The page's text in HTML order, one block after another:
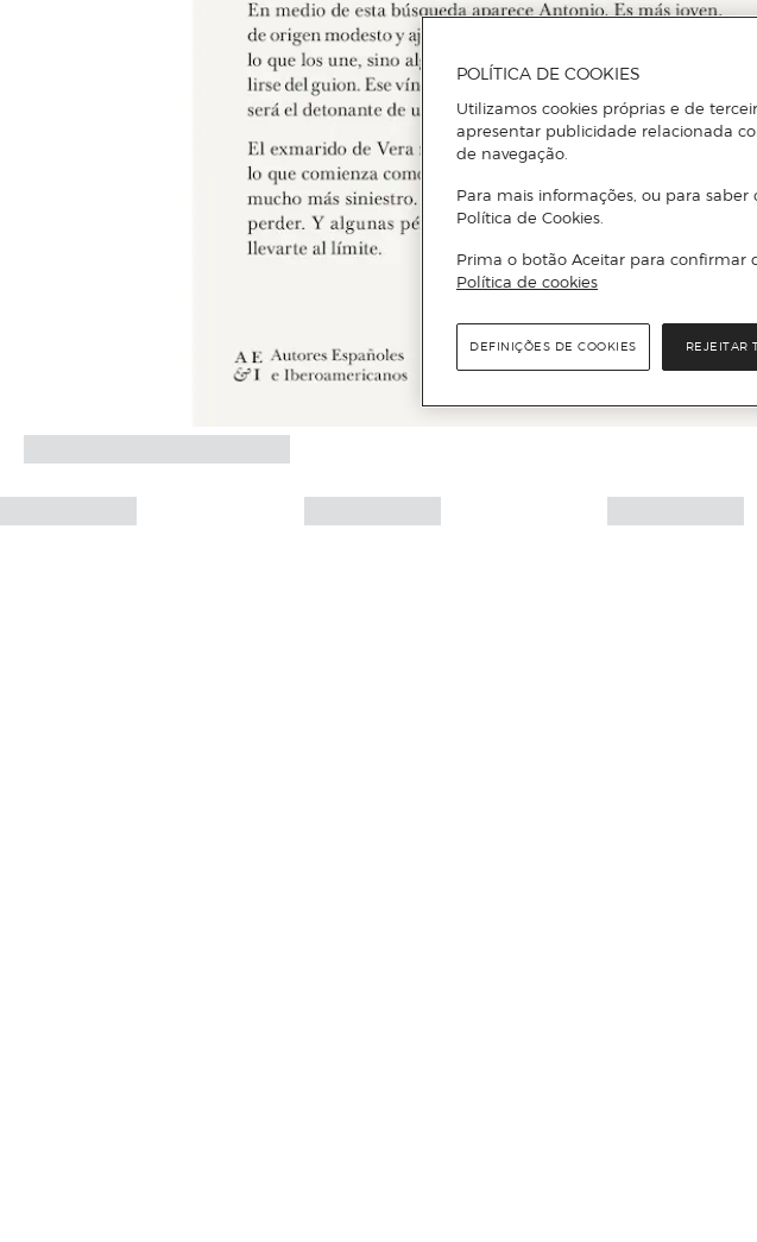
POLÍTICA DE COOKIES
Utilizamos cookies próprias e de
apresentar publicidade relacionada
de navegação.
Para mais informações, ou para
Política de Cookies.
Prima o botão Aceitar para confirmar
Política de cookies
REJEITAR
DEFINIÇÕES DE COOKIES